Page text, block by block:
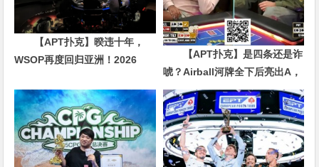
【APT扑克】暌违十年，
WSOP再度回归亚洲！2026
场！
【APT扑克】是四条还是诈
唬？Airball河牌全下后亮出A，
这手牌让对手陷入长考